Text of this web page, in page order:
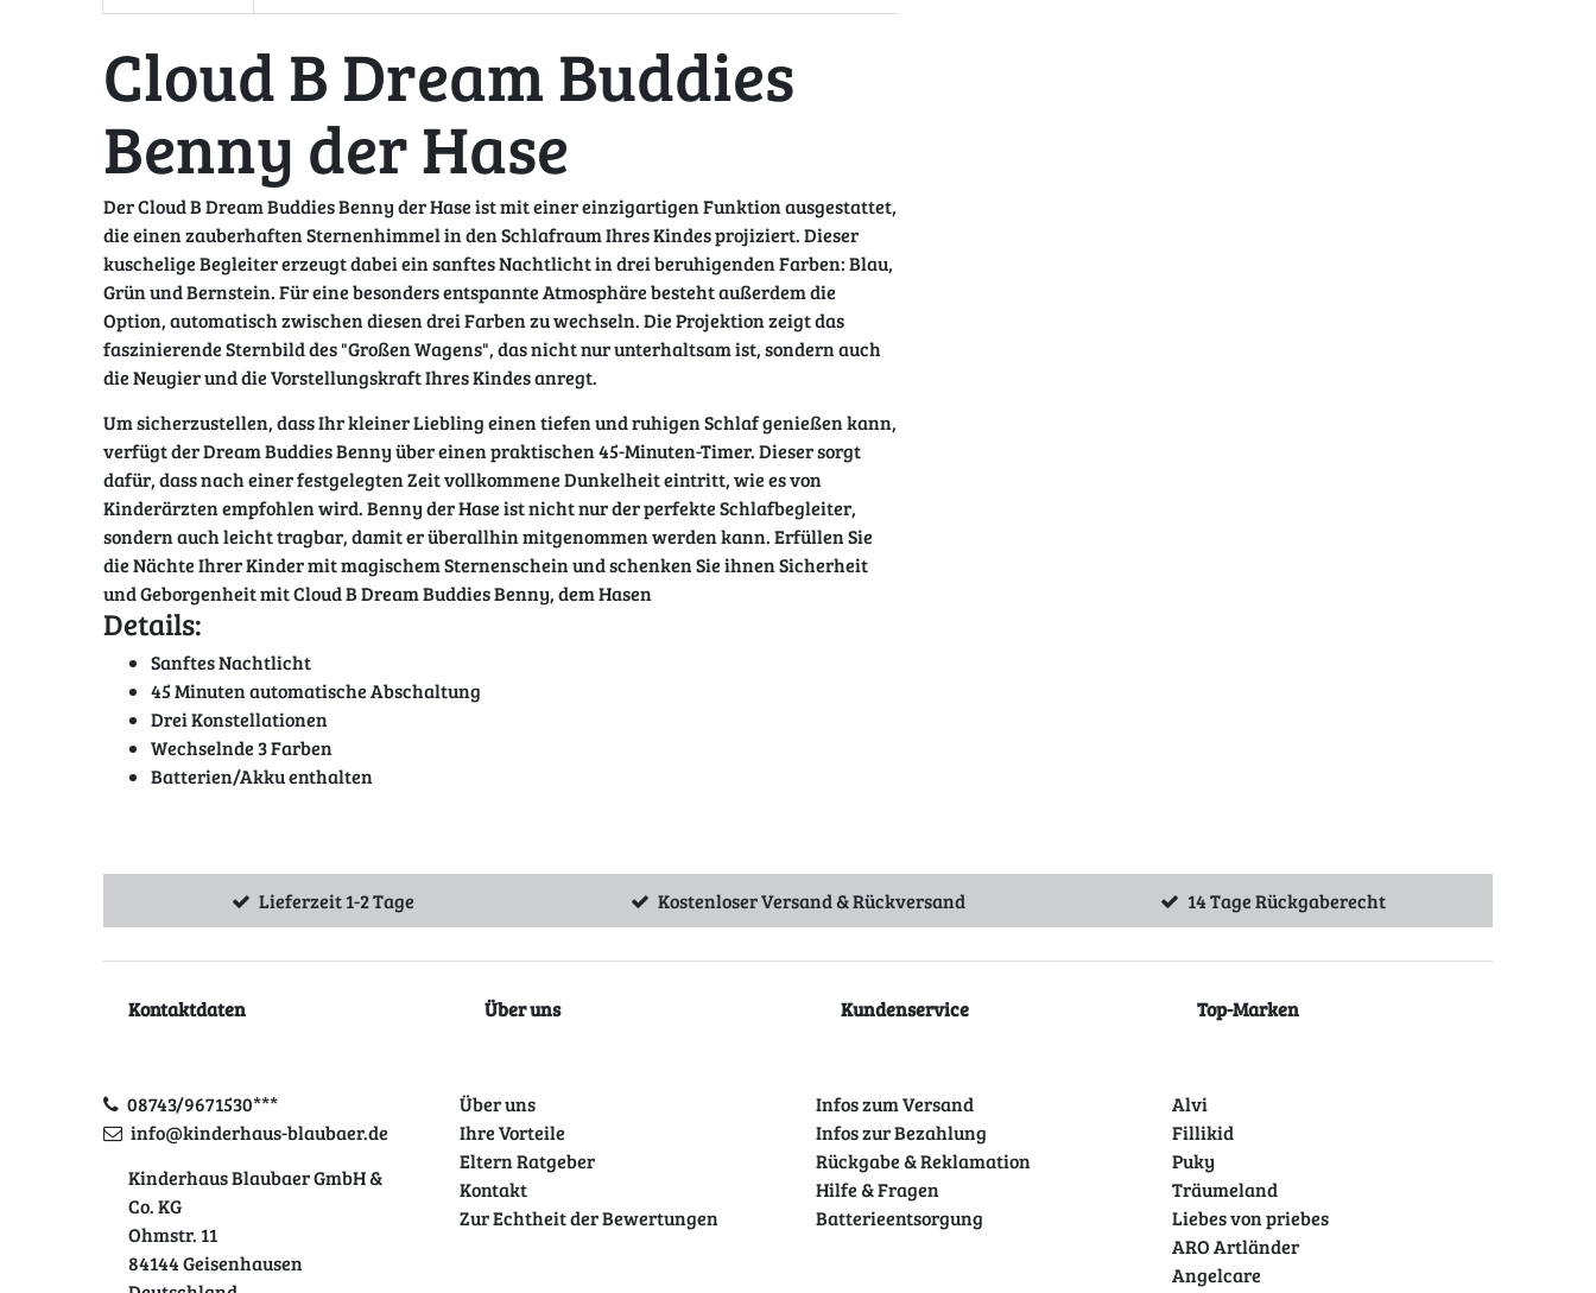
Cloud B Dream Buddies
Benny der Hase
Der Cloud B Dream Buddies Benny der Hase ist mit einer einzigartigen Funktion ausgestattet,
die einen zauberhaften Sternenhimmel in den Schlafraum Ihres Kindes projiziert. Dieser
kuschelige Begleiter erzeugt dabei ein sanftes Nachtlicht in drei beruhigenden Farben: Blau,
Grün und Bernstein. Für eine besonders entspannte Atmosphäre besteht außerdem die
Option, automatisch zwischen diesen drei Farben zu wechseln. Die Projektion zeigt das
faszinierende Sternbild des "Großen Wagens", das nicht nur unterhaltsam ist, sondern auch
die Neugier und die Vorstellungskraft Ihres Kindes anregt.
Um sicherzustellen, dass Ihr kleiner Liebling einen tiefen und ruhigen Schlaf genießen kann,
verfügt der Dream Buddies Benny über einen praktischen 45-Minuten-Timer. Dieser sorgt
dafür, dass nach einer festgelegten Zeit vollkommene Dunkelheit eintritt, wie es von
Kinderärzten empfohlen wird. Benny der Hase ist nicht nur der perfekte Schlafbegleiter,
sondern auch leicht tragbar, damit er überallhin mitgenommen werden kann. Erfüllen Sie
die Nächte Ihrer Kinder mit magischem Sternenschein und schenken Sie ihnen Sicherheit
und Geborgenheit mit Cloud B Dream Buddies Benny, dem Hasen
Details:
Sanftes Nachtlicht
45 Minuten automatische Abschaltung
Drei Konstellationen
Wechselnde 3 Farben
Batterien/Akku enthalten
Lieferzeit 1-2 Tage Kostenloser Versand & Rückversand 14 Tage Rückgaberecht
Kontaktdaten
08743/9671530***
info@kinderhaus-blaubaer.de
Kinderhaus Blaubaer GmbH &
Co. KG
Ohmstr. 11
84144 Geisenhausen
Über uns
Über uns
Ihre Vorteile
Eltern Ratgeber
Kontakt
Zur Echtheit der Bewertungen
Kundenservice
Infos zum Versand
Infos zur Bezahlung
Rückgabe & Reklamation
Hilfe & Fragen
Batterieentsorgung
Top-Marken
Alvi
Fillikid
Puky
Träumeland
Liebes von priebes
ARO Artländer
Angelcare